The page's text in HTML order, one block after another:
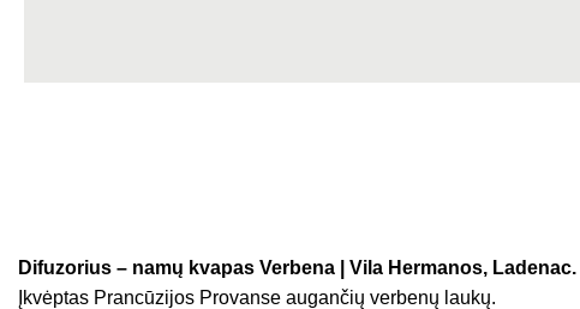
Difuzorius – namų kvapas Verbena | Vila Hermanos, Ladenac.
Įkvėptas Prancūzijos Provanse augančių verbenų laukų.